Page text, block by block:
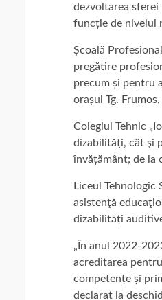
dezvoltarea sferei
funcție de nivelul
Școală
pregătire
precum și pentru
orașul Tg.
Colegiul Tehnic
dizabilităţi, cât şi
învățământ; de la
Liceul Tehnologic
asistenţă
dizabilități
„În anul 2022-
acreditarea
competențe și
declarat la